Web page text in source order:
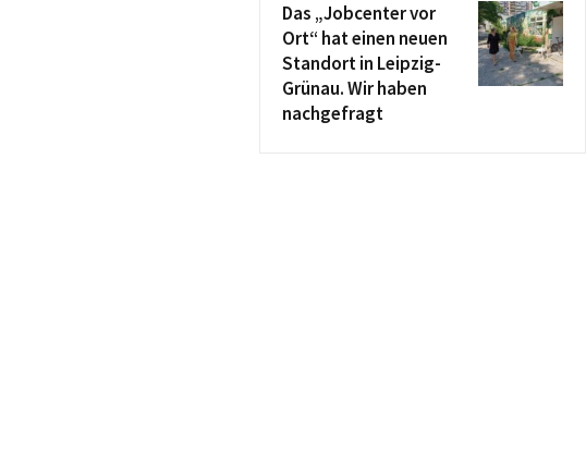
Das „Jobcenter vor
Ort“ hat einen neuen
Standort in Leipzig-
Grünau. Wir haben
nachgefragt